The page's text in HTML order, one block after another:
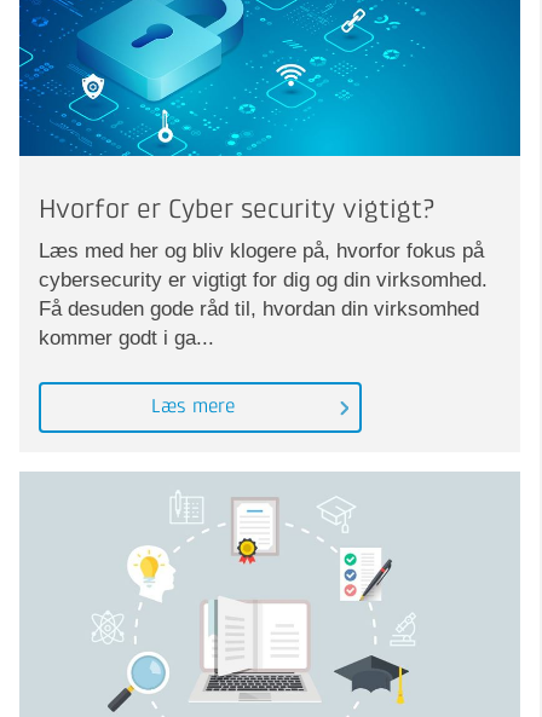
Hvorfor er Cyber security vigtigt?
Læs med her og bliv klogere på, hvorfor fokus på
cybersecurity er vigtigt for dig og din virksomhed.
Få desuden gode råd til, hvordan din virksomhed
kommer godt i ga...
Læs mere